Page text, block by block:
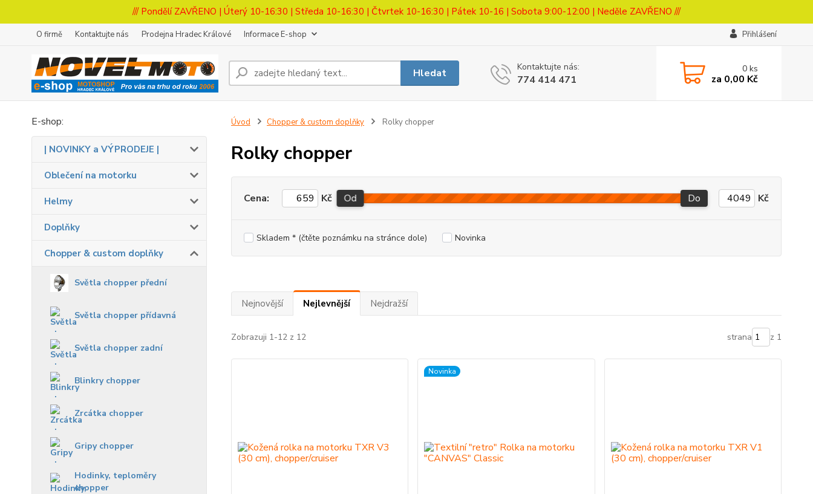
/// Pondělí ZAVŘENO | Úterý 10-16:30 | Středa 10-16:30 | Čtvrtek 10-16:30 | Pátek 10-16 | Sobota 9:00-12:00 | Neděle ZAVŘENO ///
O firmě Kontaktujte nás Prodejna Hradec Králové Informace E-shop Přihlášení
Hledat Kontaktujte nás:
774 414 471
0ks
za 0,00 Kč
E-shop:
| NOVINKY a VÝPRODEJE |
Oblečení na motorku
Helmy
Doplňky
Chopper & custom doplňky
Světla chopper přední
Světla chopper přídavná
Světla chopper zadní
Blinkry chopper
Zrcátka chopper
Gripy chopper
Hodinky, teploměry
chopper
Úvod Chopper & custom doplňky Rolky chopper
Rolky chopper
Cena: Kč Od Do Kč
Skladem * (čtěte poznámku na stránce dole) Novinka
Nejnovější Nejlevnější Nejdražší
Zobrazuji 1-12 z 12 strana z 1
Novinka